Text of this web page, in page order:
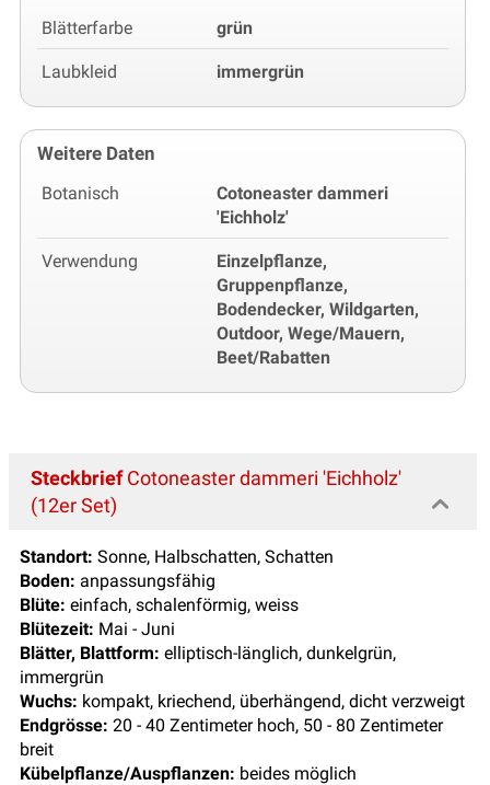
Blätterfarbe grün
Laubkleid immergrün
Weitere Daten
Botanisch
Cotoneaster dammeri
'Eichholz'
Verwendung
Einzelpflanze,
Gruppenpflanze,
Bodendecker, Wildgarten,
Outdoor, Wege/Mauern,
Beet/Rabatten
SteckbriefCotoneaster dammeri 'Eichholz'
(12er Set)
Standort: Sonne, Halbschatten, Schatten
Boden: anpassungsfähig
Blüte: einfach, schalenförmig, weiss
Blütezeit: Mai - Juni
Blätter, Blattform: elliptisch-länglich, dunkelgrün,
immergrün
Wuchs: kompakt, kriechend, überhängend, dicht verzweigt
Endgrösse: 20 - 40 Zentimeter hoch, 50 - 80 Zentimeter
breit
Kübelpflanze/Auspflanzen: beides möglich